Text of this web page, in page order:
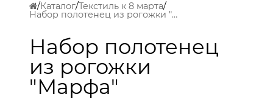
Каталог Текстиль к 8 марта
Набор полотенец из рогожки "Марфа"
Набор полотенец
из рогожки
"Марфа"